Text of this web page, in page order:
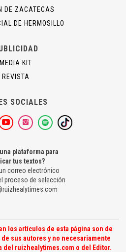
DE ZACATECAS
DE HERMOSILLO
MEDIA KIT
REVISTA
SOCIALES
plataforma para
tus textos?
correo electrónico
proceso de selección
los artículos de esta página son de
sus autores y no necesariamente
del ruizhealytimes.com o del Editor.